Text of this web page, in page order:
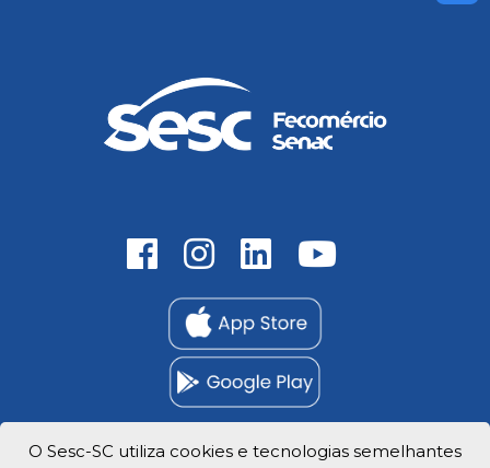
O Sesc-SC utiliza cookies e tecnologias semelhantes